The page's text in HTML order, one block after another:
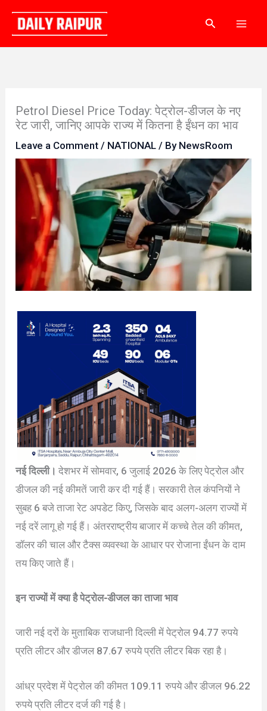
content
Search
Petrol Diesel Price Today: पेट्रोल-डीजल के नए
रेट जारी, जानिए आपके राज्य में कितना है ईंधन का भाव
Leave a Comment / NATIONAL / By NewsRoom
नई दिल्ली। देशभर में सोमवार, 6 जुलाई 2026 के लिए पेट्रोल और
डीजल की नई कीमतें जारी कर दी गई हैं। सरकारी तेल कंपनियों ने
सुबह 6 बजे ताजा रेट अपडेट किए, जिसके बाद अलग-अलग राज्यों में
नई दरें लागू हो गई हैं। अंतरराष्ट्रीय बाजार में कच्चे तेल की कीमत,
डॉलर की चाल और टैक्स व्यवस्था के आधार पर रोजाना ईंधन के दाम
तय किए जाते हैं।
इन राज्यों में क्या है पेट्रोल-डीजल का ताजा भाव
जारी नई दरों के मुताबिक राजधानी दिल्ली में पेट्रोल 94.77 रुपये
प्रति लीटर और डीजल 87.67 रुपये प्रति लीटर बिक रहा है।
आंध्र प्रदेश में पेट्रोल की कीमत 109.11 रुपये और डीजल 96.22
रुपये प्रति लीटर दर्ज की गई है।